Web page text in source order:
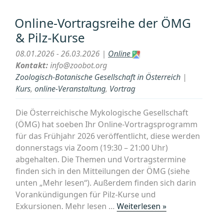
kostenlosen
virtuellen
Online-Vortragsreihe der ÖMG
& Pilz-Kurse
08.01.2026 - 26.03.2026 | Online
Kontakt:info@zoobot.org
Zoologisch-Botanische Gesellschaft in Österreich |
Kurs, online-Veranstaltung, Vortrag
Die Österreichische Mykologische Gesellschaft
(ÖMG) hat soeben Ihr Online-Vortragsprogramm
für das Frühjahr 2026 veröffentlicht, diese werden
donnerstags via Zoom (19:30 – 21:00 Uhr)
abgehalten. Die Themen und Vortragstermine
finden sich in den Mitteilungen der ÖMG (siehe
unten „Mehr lesen“). Außerdem finden sich darin
Vorankündigungen für Pilz-Kurse und
Exkursionen. Mehr lesen … Weiterlesen »„Online-